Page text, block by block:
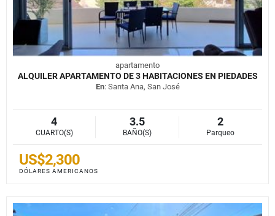
apartamento
ALQUILER APARTAMENTO DE 3 HABITACIONES EN PIEDADES
En: Santa Ana, San José
4
CUARTO(S)
3.5
BAÑO(S)
2
Parqueo
US$2,300
DÓLARES AMERICANOS